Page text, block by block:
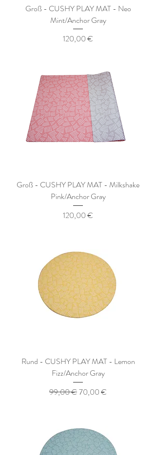
Groß - CUSHY PLAY MAT - Neo
Mint/Anchor Gray
Preis
120,00 €
Groß - CUSHY PLAY MAT - Milkshake
Pink/Anchor Gray
Preis
120,00 €
Rund - CUSHY PLAY MAT - Lemon
Fizz/Anchor Gray
Standardpreis
99,00 €Sale-Preis
70,00 €